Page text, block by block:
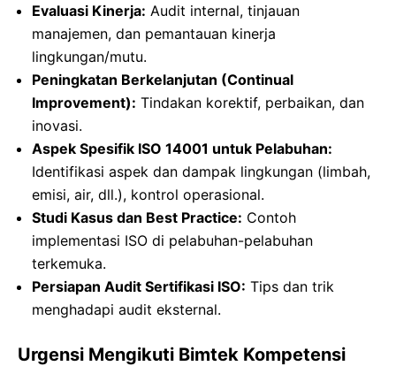
Evaluasi Kinerja: Audit internal, tinjauan
manajemen, dan pemantauan kinerja
lingkungan/mutu.
Peningkatan Berkelanjutan (Continual
Improvement): Tindakan korektif, perbaikan, dan
inovasi.
Aspek Spesifik ISO 14001 untuk Pelabuhan:
Identifikasi aspek dan dampak lingkungan (limbah,
emisi, air, dll.), kontrol operasional.
Studi Kasus dan Best Practice: Contoh
implementasi ISO di pelabuhan-pelabuhan
terkemuka.
Persiapan Audit Sertifikasi ISO: Tips dan trik
menghadapi audit eksternal.
Urgensi Mengikuti Bimtek Kompetensi